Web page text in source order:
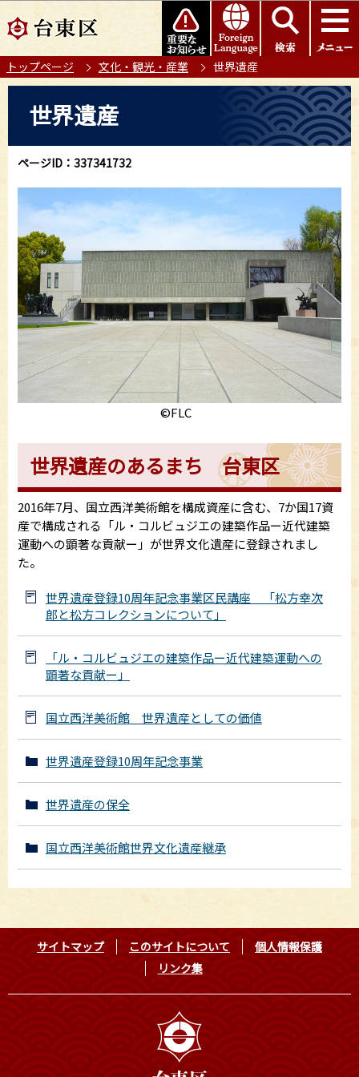
の
ー
ジ
頭
このページの本文へ移動
トップページ 文化・観光・産業 世界遺産
世界遺産
ページID：337341732
©FLC
世界遺産のあるまち 台東区
2016年7月、国立西洋美術館を構成資産に含む、7か国17資
産で構成される「ル・コルビュジエの建築作品ー近代建築
運動への顕著な貢献ー」が世界文化遺産に登録されまし
た。
世界遺産登録10周年記念事業区民講座 「松方幸次
郎と松方コレクションについて」
「ル・コルビュジエの建築作品ー近代建築運動への
顕著な貢献ー」
国立西洋美術館 世界遺産としての価値
世界遺産登録10周年記念事業
世界遺産の保全
国立西洋美術館世界文化遺産継承
サイトマップ このサイトについて
個人情報保護
リンク集